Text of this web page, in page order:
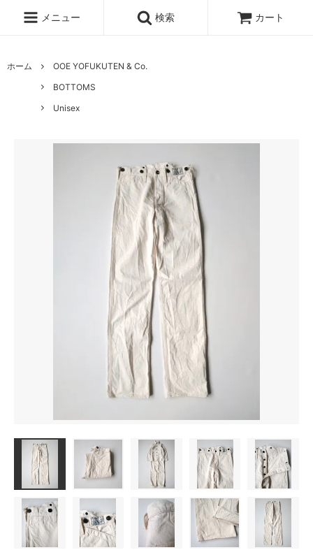
メニュー 検索 カート
ホーム
OOE YOFUKUTEN & Co.
BOTTOMS
Unisex